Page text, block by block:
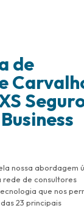
de
nossa abordagem
rede de consultores
que nos
23 principais